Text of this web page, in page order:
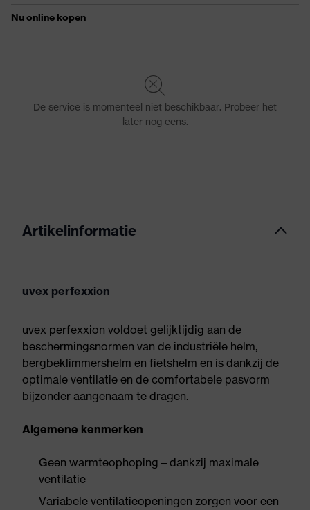
Artikelinformatie
uvex perfexxion
uvex perfexxion voldoet gelijktijdig aan de
beschermingsnormen van de industriële helm,
bergbeklimmershelm en fietshelm en is dankzij de
optimale ventilatie en de comfortabele pasvorm
bijzonder aangenaam te dragen.
Algemene kenmerken
Geen warmteophoping – dankzij maximale
ventilatie
Variabele ventilatieopeningen zorgen voor een